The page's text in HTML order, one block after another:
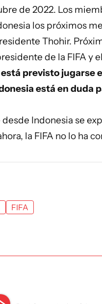
de 2022. Los
los próximos
Thohir.
de la FIFA y
previsto jugarse
está en duda
Indonesia se
la FIFA no lo ha
FIFA